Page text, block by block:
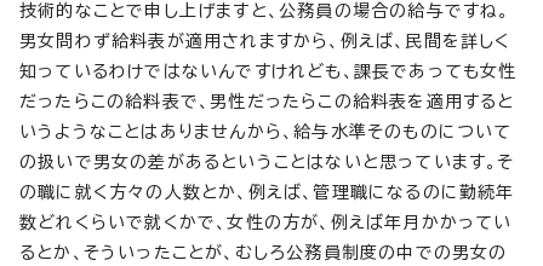
技術的なことで申し上げますと、公務員の場合の給与ですね。
男女問わず給料表が適用されますから、例えば、民間を詳しく
知っているわけではないんですけれども、課長であっても女性
だったらこの給料表で、男性だったらこの給料表を適用すると
いうようなことはありませんから、給与水準そのものについて
の扱いで男女の差があるということはないと思っています。そ
の職に就く方々の人数とか、例えば、管理職になるのに勤続年
数どれくらいで就くかで、女性の方が、例えば年月かかってい
るとか、そういったことが、むしろ公務員制度の中での男女の